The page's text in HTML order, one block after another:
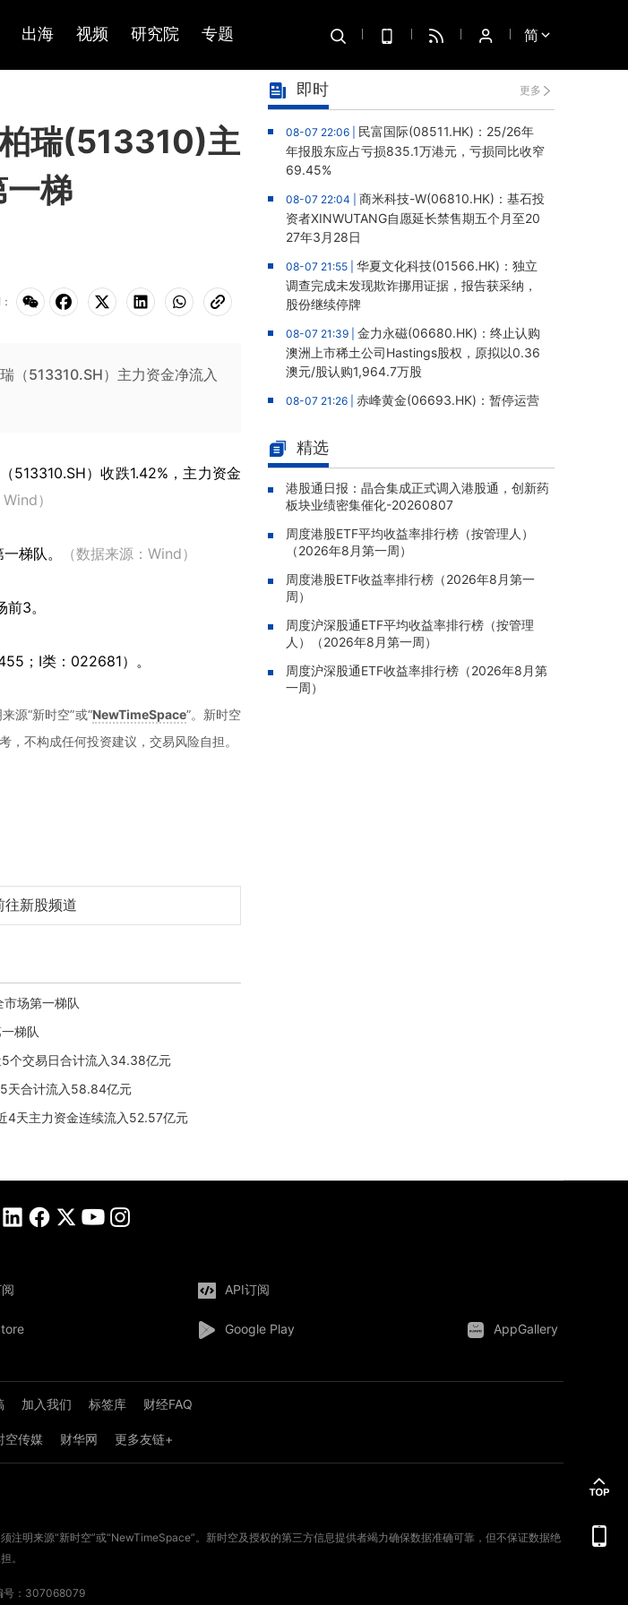
出海 视频 研究院 专题 简
瑞(513310)主
一梯
（513310.SH）主力资金净流入
513310.SH）收跌1.42%，主力资金
）
梯队。 （数据来源：Wind）
3。
；I类：022681）。
源“新时空”或“NewTimeSpace”。新时空
不构成任何投资建议，交易风险自担。
往新股频道
场第一梯队
梯队
个交易日合计流入34.38亿元
天合计流入58.84亿元
4天主力资金连续流入52.57亿元
即时 更多
08-07 22:06 | 民富国际(08511.HK)：25/26年
年报股东应占亏损835.1万港元，亏损同比收窄
69.45%
08-07 22:04 | 商米科技-W(06810.HK)：基石投
资者XINWUTANG自愿延长禁售期五个月至20
27年3月28日
08-07 21:55 | 华夏文化科技(01566.HK)：独立
调查完成未发现欺诈挪用证据，报告获采纳，
股份继续停牌
08-07 21:39 | 金力永磁(06680.HK)：终止认购
澳洲上市稀土公司Hastings股权，原拟以0.36
澳元/股认购1,964.7万股
08-07 21:26 | 赤峰黄金(06693.HK)：暂停运营
人民币5,406万元
08-07 20:07 |灵宝黄金(03330.HK)：新疆哈巴
河勘查取得重大进展，保有金金属量由13.20吨
跃升至53.94吨
08-07 20:04 |迅策(03317.HK)：与天合算力订
立战略合作备忘，共探能源垂类大模型与Toke
n工厂商业化
08-07 20:02 |
中国泛半导体IMSS市场排名第三
08-07 19:47 | 浙能迈领绿航二次递表港交所，为
全球领先的绿色航运设备和系统提供商
08-07 19:09 |
精选
港股通日报：晶合集成正式调入港股通，创新药
板块业绩密集催化-20260807
周度港股ETF平均收益率排行榜（按管理人）
（2026年8月第一周）
周度港股ETF收益率排行榜（2026年8月第一
周）
周度沪深股通ETF平均收益率排行榜（按管理
人）（2026年8月第一周）
周度沪深股通ETF收益率排行榜（2026年8月第
一周）
API订阅
Google Play AppGallery
加入我们 标签库 财经FAQ
空传媒 财华网 更多友链+
明来源“新时空”或“NewTimeSpace”。新时空及授权的第三方信息提供者竭力确保数据准确可靠，但不保证数据绝
。
号：307068079